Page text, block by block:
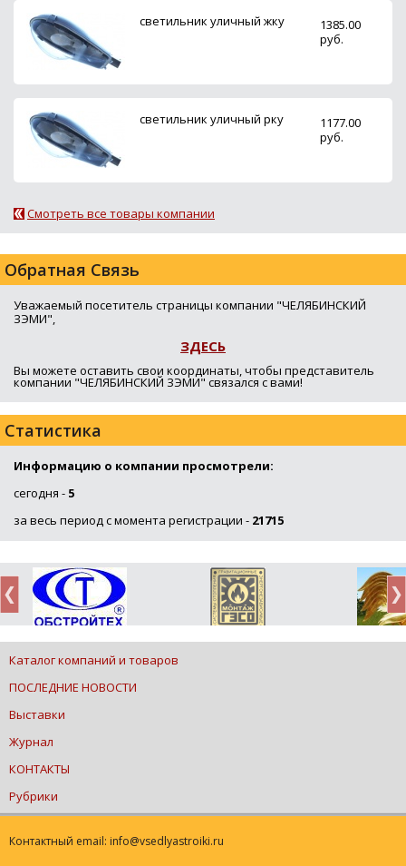
светильник уличный жку
1385.00
руб.
светильник уличный рку
1177.00
руб.
Смотреть все товары компании
Обратная Связь
Уважаемый посетитель страницы компании "ЧЕЛЯБИНСКИЙ
ЗЭМИ",
ЗДЕСЬ
Вы можете оставить свои координаты, чтобы представитель
компании "ЧЕЛЯБИНСКИЙ ЗЭМИ" связался с вами!
Статистика
Информацию о компании просмотрели:
сегодня - 5
за весь период с момента регистрации - 21715
Каталог компаний и товаров
ПОСЛЕДНИЕ НОВОСТИ
Выставки
Журнал
КОНТАКТЫ
Рубрики
Контактный email: info@vsedlyastroiki.ru